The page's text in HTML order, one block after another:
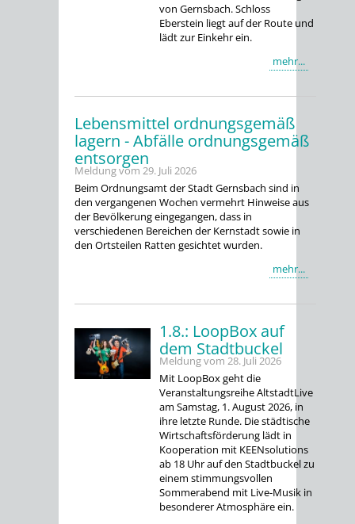
von Gernsbach. Schloss
Eberstein liegt auf der Route und
lädt zur Einkehr ein.
mehr...
Lebensmittel ordnungsgemäß
lagern - Abfälle ordnungsgemäß
entsorgen
Meldung vom 29. Juli 2026
Beim Ordnungsamt der Stadt Gernsbach sind in
den vergangenen Wochen vermehrt Hinweise aus
der Bevölkerung eingegangen, dass in
verschiedenen Bereichen der Kernstadt sowie in
den Ortsteilen Ratten gesichtet wurden.
mehr...
1.8.: LoopBox auf
dem Stadtbuckel
Meldung vom 28. Juli 2026
Mit LoopBox geht die
Veranstaltungsreihe AltstadtLive
am Samstag, 1. August 2026, in
ihre letzte Runde. Die städtische
Wirtschaftsförderung lädt in
Kooperation mit KEENsolutions
ab 18 Uhr auf den Stadtbuckel zu
einem stimmungsvollen
Sommerabend mit Live-Musik in
besonderer Atmosphäre ein.